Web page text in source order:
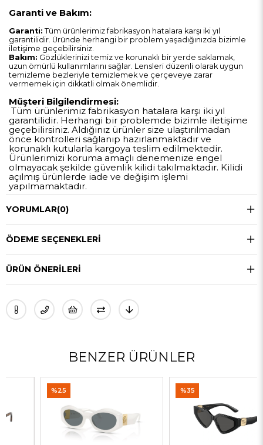
Garanti ve Bakım:
Garanti: Tüm ürünlerimiz fabrikasyon hatalara karşı iki yıl
garantilidir. Üründe herhangi bir problem yaşadığınızda bizimle
iletişime geçebilirsiniz.
Bakım: Gözlüklerinizi temiz ve korunaklı bir yerde saklamak,
uzun ömürlü kullanımlarını sağlar. Lensleri düzenli olarak uygun
temizleme bezleriyle temizlemek ve çerçeveye zarar
vermemek için dikkatli olmak önemlidir.
Müşteri Bilgilendirmesi:
Tüm ürünlerimiz fabrikasyon hatalara karşı iki yıl
garantilidir. Herhangi bir problemde bizimle iletişime
geçebilirsiniz. Aldığınız ürünler size ulaştırılmadan
önce kontrolleri sağlanıp hazırlanmaktadır ve
korunaklı kutularla kargoya teslim edilmektedir.
Ürünlerimizi koruma amaçlı denemenize engel
olmayacak şekilde güvenlik kilidi takılmaktadır. Kilidi
açılmış ürünlerde iade ve değişim işlemi
yapılmamaktadır.
YORUMLAR(0)
ÖDEME SEÇENEKLERI
ÜRÜN ÖNERILERI
BENZER ÜRÜNLER